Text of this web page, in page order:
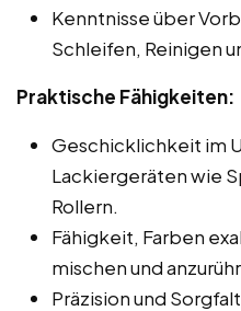
Kenntnisse über
Schleifen, Reinigen
Praktische Fähigkeiten:
Geschicklichkeit im
Lackiergeräten wie
Rollern.
Fähigkeit, Farben
mischen und
Präzision und